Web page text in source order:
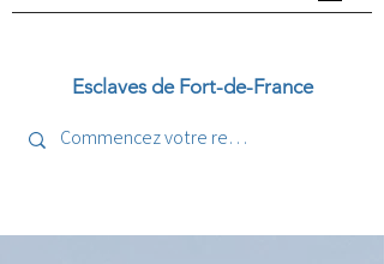
Esclaves de Fort-de-France